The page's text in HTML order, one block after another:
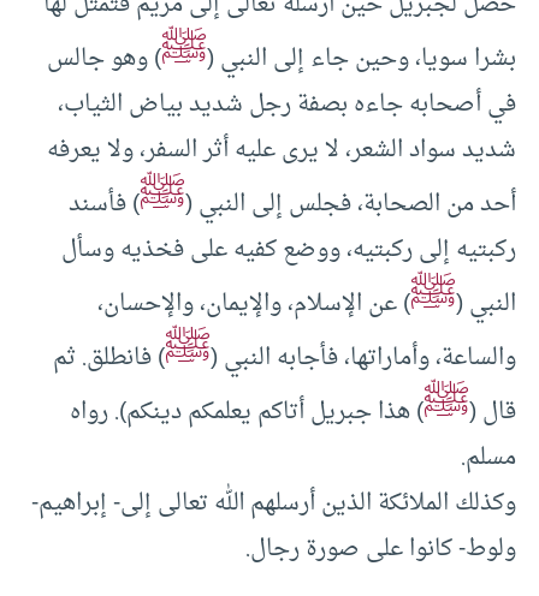
بشرا سويا، وحين جاء إلى النبي (ﷺ) وهو جالس
في أصحابه جاءه بصفة رجل شديد بياض الثياب،
شديد سواد الشعر، لا يرى عليه أثر السفر، ولا يعرفه
أحد من الصحابة، فجلس إلى النبي (ﷺ) فأسند
ركبتيه إلى ركبتيه، ووضع كفيه على فخذيه وسأل
النبي (ﷺ) عن الإسلام، والإيمان، والإحسان،
والساعة، وأماراتها، فأجابه النبي (ﷺ) فانطلق. ثم
قال (ﷺ) هذا جبريل أتاكم يعلمكم دينكم). رواه
مسلم.
وكذلك الملائكة الذين أرسلهم الله تعالى إلى- إبراهيم-
ولوط- كانوا على صورة رجال.